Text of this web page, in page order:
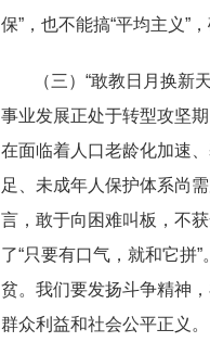
保”，也不能搞“平均主义”
（三）“敢教日月换新
事业发展正处于转型攻坚
在面临着人口老龄化加速
足、未成年人保护体系尚
言，敢于向困难叫板，不
了“只要有口气，就和它拼
贫。我们要发扬斗争精神
群众利益和社会公平正义。